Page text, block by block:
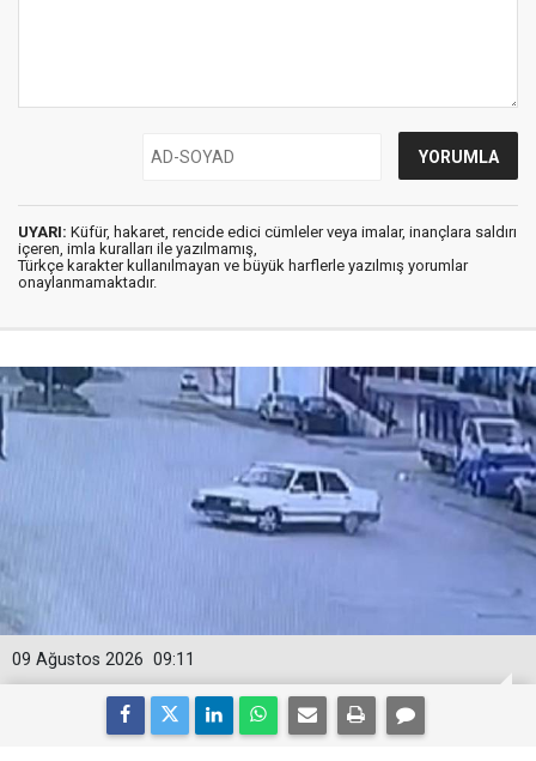
UYARI: Küfür, hakaret, rencide edici cümleler veya imalar, inançlara saldırı
içeren, imla kuralları ile yazılmamış,
Türkçe karakter kullanılmayan ve büyük harflerle yazılmış yorumlar
onaylanmamaktadır.
09:11
09 Ağustos 2026